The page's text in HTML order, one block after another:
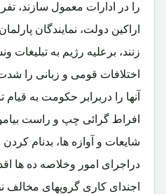
را در ادارات معمول سازند،
اراکین دولت، نمایندگان
زنند، برعلیه رژیم به تبلیغات
اختلافات قومی و زبانی را
آنها را دربرابر حکومت به
افراط گرائی چپ و راست
شایعات و آوازه ها، بدنام
دراجرای امور وخلاصه ده ها
اجندای کاری گروپهای